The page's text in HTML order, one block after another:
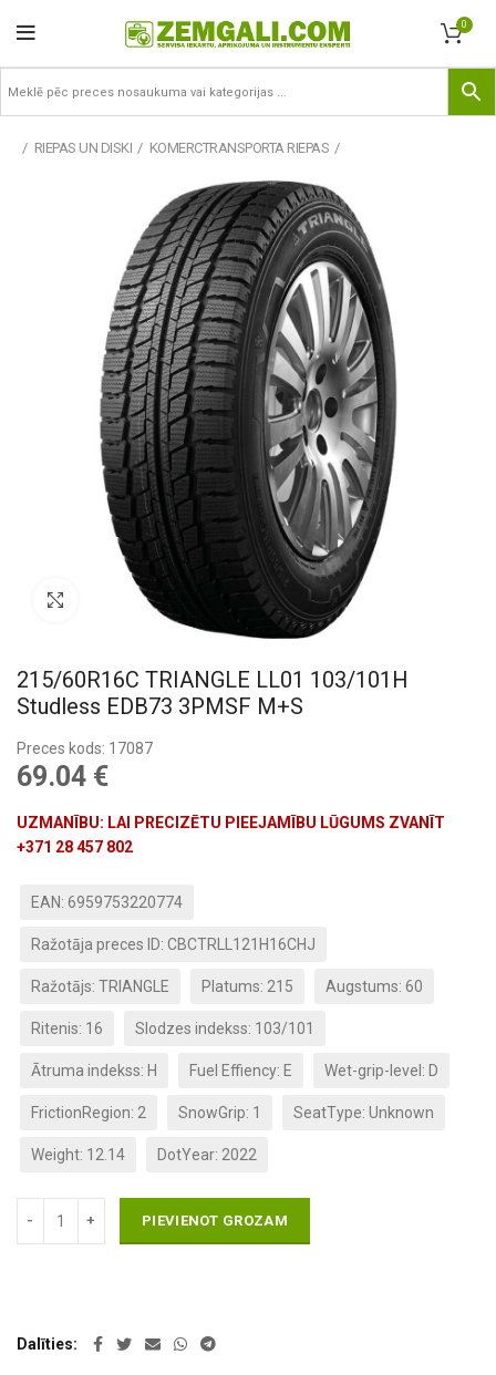
0
RIEPAS UN DISKI KOMERCTRANSPORTA RIEPAS
Pietuvināt
215/60R16C TRIANGLE LL01 103/101H
Studless EDB73 3PMSF M+S
Preces kods: 17087
69.04 €
UZMANĪBU: LAI PRECIZĒTU PIEEJAMĪBU LŪGUMS ZVANĪT
+371 28 457 802
EAN: 6959753220774
Ražotāja preces ID: CBCTRLL121H16CHJ
Ražotājs: TRIANGLE Platums: 215 Augstums: 60
Ritenis: 16 Slodzes indekss: 103/101
Ātruma indekss: H Fuel Effiency: E Wet-grip-level: D
FrictionRegion: 2 SnowGrip: 1 SeatType: Unknown
Weight: 12.14 DotYear: 2022
PIEVIENOT GROZAM
Dalīties